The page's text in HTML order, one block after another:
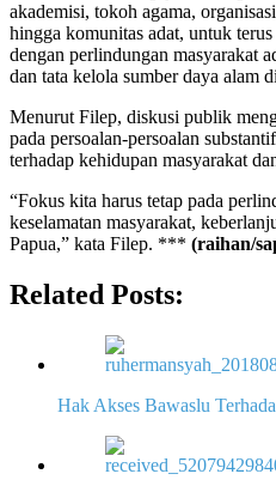
akademisi, tokoh agama,
hingga komunitas adat, untuk
dengan perlindungan masyarakat
dan tata kelola sumber daya alam
Menurut Filep, diskusi publik
pada persoalan-persoalan
terhadap kehidupan masyarakat
“Fokus kita harus tetap pada
keselamatan masyarakat,
Papua,” kata Filep. *** (raihan/
Related Posts:
Hak Akses Bawaslu